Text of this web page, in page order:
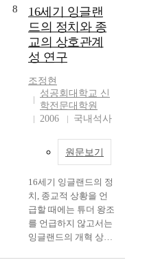
교회는 하느님의 은혜
안에서 다시 갱신할 수
있는 기회를 갖게 되는
것인데 이 기회를 갖기
것이 바로 회개이다.
바르트는 이러한 교회
의 상황을 "어둠 속에
항상 빛이 있었으니 문
제는 교회가 이를 볼
수 있는 눈을 가지고
있는가?"라는 것으로
정리한다. 다섯째, 바
르트는 믿음을 "믿음
으로부터, 믿음을 통해
서 믿음에 이르게 되는
것으로 모든 것 위에
상적 내력 속에서 그리
고 한국 사회의 일반적
근대사회에서 억압을
받으며 뒤틀린 영성으
었다. 이것은 바로 영
성의 부재(不在)로 나
타나게 되었으며 결국,
그리고 개인 영성의 황
폐화를 가져왔다. 이
같은 상황에서 기독교
영성은 공동체와 개인
을 회복하고 치유(治
癒)하기 위해 요청될
수밖에 없는 것이다.
또한 기독교 영성을 종
여 생각해보고자 한다.
제2절 연구 범위 및 방
향 본 연구에서는 교회
건축의 공공성에 대한
는 데 있어서 '선교'라
는 개념과 연관지어,
특별히 '하느님의 선
교'라는 개념과 관련하
여 살펴본다. 그리고
'교회건축의 공공성'에
대한 방향을 교회의 존
재 의미와 관련하여 세
상을 향한 봉사와 선교
라는 관점에서 이를 점
검하는 것으로 그 범위
를 제한하고자 한다.
차적으로 교회의 존재
되고, 치료사와의 유대
감(rapport)을 형성하
는 것이 중요하며, 클
라이언트를 진단평가
(assessment)를 시행한
다. 다음으로 종합적인
평가에 의한 치료목표
(goal)을 설정하고 클
라이언트를 심도 깊게
다. 그리고 앞에서 설
명한 접근법들을 고려
한 음악치료기법
(strategies)을 클라이
언트에 맞게 적용한다.
음악치료 적용 계획서
를 작성하고 실행한 후
치료는 종결된다. 음악
인간은 오직 믿음에 의
해서만 의롭게 될 뿐이
지 행위에 의한 것은
아니라는 것이었다. 그
는 교회가 정한 규율을
열심히 지키고 자주 신
앙고백을 한다고 해서
하느님의 평화가 이루
어지는 것도 아니며 구
도 아니라는 사실에 대
한 의식과 투쟁하였다.
게 된다는 교리는 루터
의 교회론에 직접적으
로 영향을 주어 교회
또한 의롭게 하는 믿음
을 가진 사람들의 모
임, 즉 '성자들의 모
경향을 가지고 있었다.
그러나 일제 후기로 가
면서 대(對) 기독교 정
책은 '종교보국'의 기
치로 선교사와 교회를
철저히 탄압하는 정책
을 편다. 2절에서는 신
사참배의 강요를 시대
적 배경과 함께 서술하
1930년대 들어 대륙침
략을 본격적으로 재개
체'사상에 기초한 황민
화 운동의 주요 수단으
로써 강요되었다. 3절
에서는 종교단체법을
통과시켜 전시체제에
적극적으로 부합할 수
공동체로써 지음 받은
인간에게 더불어 모두
가 행복하게 살고자 하
는 욕망은 온 인류의
염원이며, 창조의 목적
이 될 것이다. 그러나
성서 속에서나 인류의
문명사를 돌아볼 때,
인류는 모두가 더불어
위해 창조된 하느님의
논리에 의해 소외되고,
공동체 밖으로 밀려난
많은 약자들이 있었다
는 것이며, 이것이 인
류의 가장 큰 타락이
8
16세기 잉글랜
드의 정치와 종
교의 상호관계
성 연구
조정현
성공회대학교 신
학전문대학원
2006
국내석사
원문보기
16세기 잉글랜드의 정
치, 종교적 상황을 언
급할 때에는 튜더 왕조
를 언급하지 않고서는
잉글랜드의 개혁 상황,